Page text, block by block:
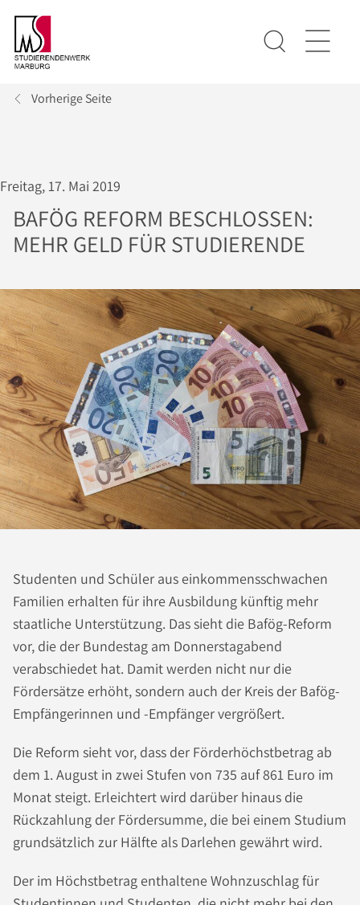
Vorherige Seite
Freitag, 17. Mai 2019
BAFÖG REFORM BESCHLOSSEN:
MEHR GELD FÜR STUDIERENDE
Studenten und Schüler aus einkommensschwachen
Familien erhalten für ihre Ausbildung künftig mehr
staatliche Unterstützung. Das sieht die Bafög-Reform
vor, die der Bundestag am Donnerstagabend
verabschiedet hat. Damit werden nicht nur die
Fördersätze erhöht, sondern auch der Kreis der Bafög-
Empfängerinnen und -Empfänger vergrößert.
Die Reform sieht vor, dass der Förderhöchstbetrag ab
dem 1. August in zwei Stufen von 735 auf 861 Euro im
Monat steigt. Erleichtert wird darüber hinaus die
Rückzahlung der Fördersumme, die bei einem Studium
grundsätzlich zur Hälfte als Darlehen gewährt wird.
Der im Höchstbetrag enthaltene Wohnzuschlag für